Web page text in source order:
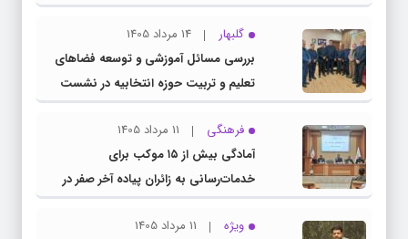
گلبهار
14 مرداد 1405
بررسی مسائل آموزشی و توسعه فضاهای
تعلیم و تربیت حوزه انتخابیه در نشست
مشترک عضو کمیسیون آموزش مجلس با
مدیرکل آموزش و پرورش خراسان رضوی
فرهنگی
11 مرداد 1405
آمادگی بیش از ۱۵ موکب برای
خدمات‌رسانی به زائران پیاده آخر صفر در
شهرستان چناران
ویژه
11 مرداد 1405